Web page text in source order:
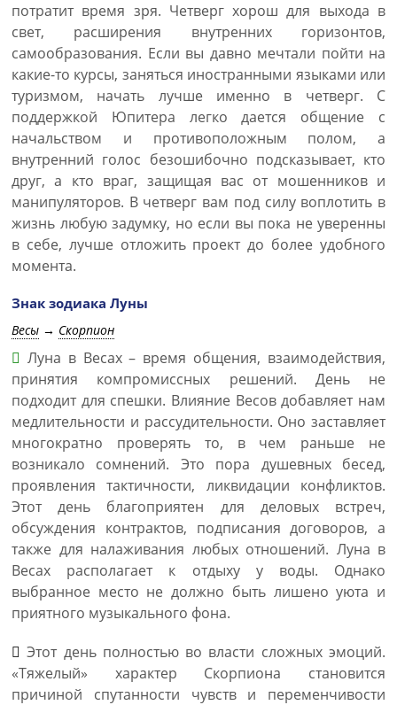
потратит время зря. Четверг хорош для выхода в
свет, расширения внутренних горизонтов,
самообразования. Если вы давно мечтали пойти на
какие-то курсы, заняться иностранными языками или
туризмом, начать лучше именно в четверг. С
поддержкой Юпитера легко дается общение с
начальством и противоположным полом, а
внутренний голос безошибочно подсказывает, кто
друг, а кто враг, защищая вас от мошенников и
манипуляторов. В четверг вам под силу воплотить в
жизнь любую задумку, но если вы пока не уверенны
в себе, лучше отложить проект до более удобного
момента.
Знак зодиака Луны
Весы → Скорпион
Луна в Весах – время общения, взаимодействия,
принятия компромиссных решений. День не
подходит для спешки. Влияние Весов добавляет нам
медлительности и рассудительности. Оно заставляет
многократно проверять то, в чем раньше не
возникало сомнений. Это пора душевных бесед,
проявления тактичности, ликвидации конфликтов.
Этот день благоприятен для деловых встреч,
обсуждения контрактов, подписания договоров, а
также для налаживания любых отношений. Луна в
Весах располагает к отдыху у воды. Однако
выбранное место не должно быть лишено уюта и
приятного музыкального фона.
Этот день полностью во власти сложных эмоций.
«Тяжелый» характер Скорпиона становится
причиной спутанности чувств и переменчивости